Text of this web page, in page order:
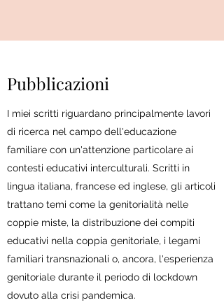
Pubblicazioni
I miei scritti riguardano principalmente lavori
di ricerca nel campo dell'educazione
familiare con un'attenzione particolare ai
contesti educativi interculturali. Scritti in
lingua italiana, francese ed inglese, gli articoli
trattano temi come la genitorialità nelle
coppie miste, la distribuzione dei compiti
educativi nella coppia genitoriale, i legami
familiari transnazionali o, ancora, l'esperienza
genitoriale durante il periodo di lockdown
dovuto alla crisi pandemica.